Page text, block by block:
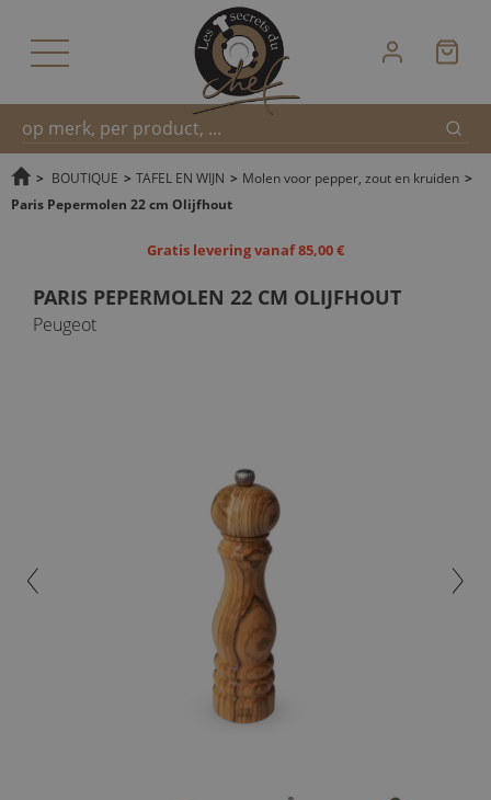
Snel
> BOUTIQUE > TAFEL EN WIJN > Molen voor pepper, zout en kruiden >
Paris Pepermolen 22 cm Olijfhout
Gratis levering vanaf 85,00 €
PARIS PEPERMOLEN 22 CM OLIJFHOUT
Peugeot